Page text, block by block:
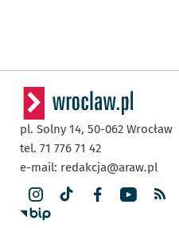
pl. Solny 14, 50-062 Wrocław
tel. 71 776 71 42
e-mail: redakcja@araw.pl